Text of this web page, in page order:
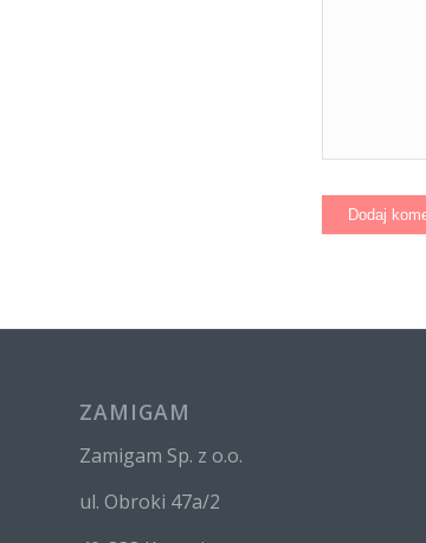
ZAMIGAM
Zamigam Sp. z o.o.
ul. Obroki 47a/2